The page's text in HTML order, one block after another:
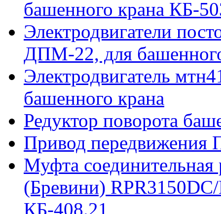
башенного крана КБ-
Электродвигатели
ДПМ-22, для
Электродвигатель
башенного крана
Редуктор поворота
Привод передвижения
Муфта
(Бревини)
КБ-408.21